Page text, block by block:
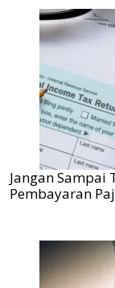
Jangan Sampai
Pembayaran